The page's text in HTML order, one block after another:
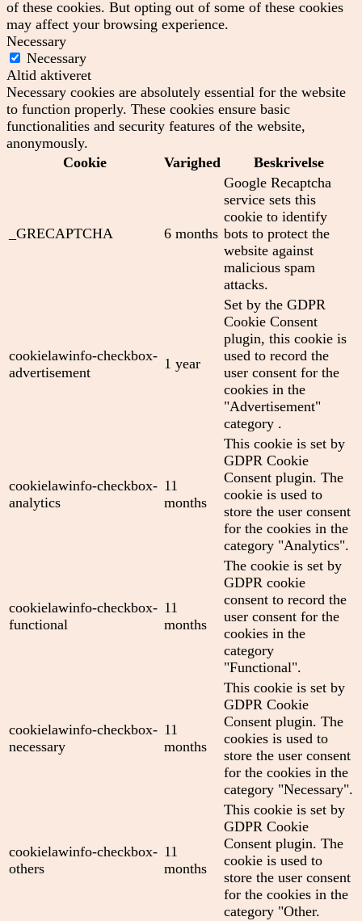
of these cookies. But opting out of some of these cookies
may affect your browsing experience.
Necessary
Necessary
Altid aktiveret
Necessary cookies are absolutely essential for the website
to function properly. These cookies ensure basic
functionalities and security features of the website,
anonymously.
Cookie
Varighed Beskrivelse
_GRECAPTCHA 6 months
Google Recaptcha
service sets this
cookie to identify
bots to protect the
website against
malicious spam
attacks.
cookielawinfo-checkbox-
advertisement
1 year
Set by the GDPR
Cookie Consent
plugin, this cookie is
used to record the
user consent for the
cookies in the
"Advertisement"
category .
cookielawinfo-checkbox-
analytics
11
months
This cookie is set by
GDPR Cookie
Consent plugin. The
cookie is used to
store the user consent
for the cookies in the
category "Analytics".
cookielawinfo-checkbox-
functional
11
months
The cookie is set by
GDPR cookie
consent to record the
user consent for the
cookies in the
category
"Functional".
cookielawinfo-checkbox-
necessary
11
months
This cookie is set by
GDPR Cookie
Consent plugin. The
cookies is used to
store the user consent
for the cookies in the
category "Necessary".
cookielawinfo-checkbox-
others
11
months
This cookie is set by
GDPR Cookie
Consent plugin. The
cookie is used to
store the user consent
for the cookies in the
category "Other.